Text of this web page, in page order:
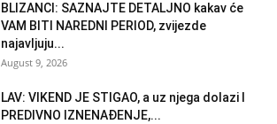
BLIZANCI: SAZNAJTE DETALJNO kakav će
VAM BITI NAREDNI PERIOD, zvijezde
najavljuju...
August 9, 2026
LAV: VIKEND JE STIGAO, a uz njega dolazi I
PREDIVNO IZNENAĐENJE,...